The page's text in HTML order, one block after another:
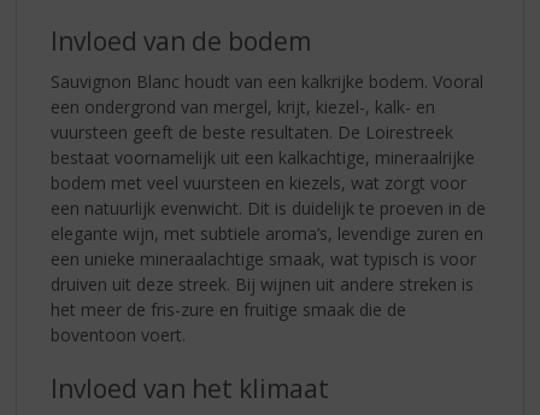
Invloed van de bodem
Sauvignon Blanc houdt van een kalkrijke bodem. Vooral
een ondergrond van mergel, krijt, kiezel-, kalk- en
vuursteen geeft de beste resultaten. De Loirestreek
bestaat voornamelijk uit een kalkachtige, mineraalrijke
bodem met veel vuursteen en kiezels, wat zorgt voor
een natuurlijk evenwicht. Dit is duidelijk te proeven in de
elegante wijn, met subtiele aroma’s, levendige zuren en
een unieke mineraalachtige smaak, wat typisch is voor
druiven uit deze streek. Bij wijnen uit andere streken is
het meer de fris-zure en fruitige smaak die de
boventoon voert.
Invloed van het klimaat